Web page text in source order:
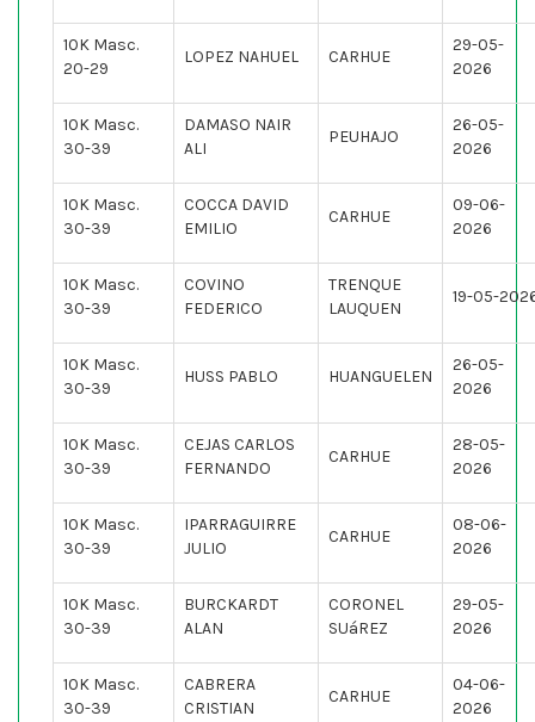
10K Masc.
20-29
LOPEZ NAHUEL CARHUE
29-05-
2026
10K Masc.
30-39
DAMASO NAIR
ALI
PEUHAJO
26-05-
2026
10K Masc.
30-39
COCCA DAVID
EMILIO
CARHUE
09-06-
2026
10K Masc.
30-39
COVINO
FEDERICO
TRENQUE
LAUQUEN
19-05-
10K Masc.
30-39
HUSS PABLO HUANGUELEN
26-05-
2026
10K Masc.
30-39
CEJAS CARLOS
FERNANDO
CARHUE
28-05-
2026
10K Masc.
30-39
IPARRAGUIRRE
JULIO
CARHUE
08-06-
2026
10K Masc.
30-39
BURCKARDT
ALAN
CORONEL
SUáREZ
29-05-
2026
10K Masc.
30-39
CABRERA
CRISTIAN
CARHUE
04-06-
2026